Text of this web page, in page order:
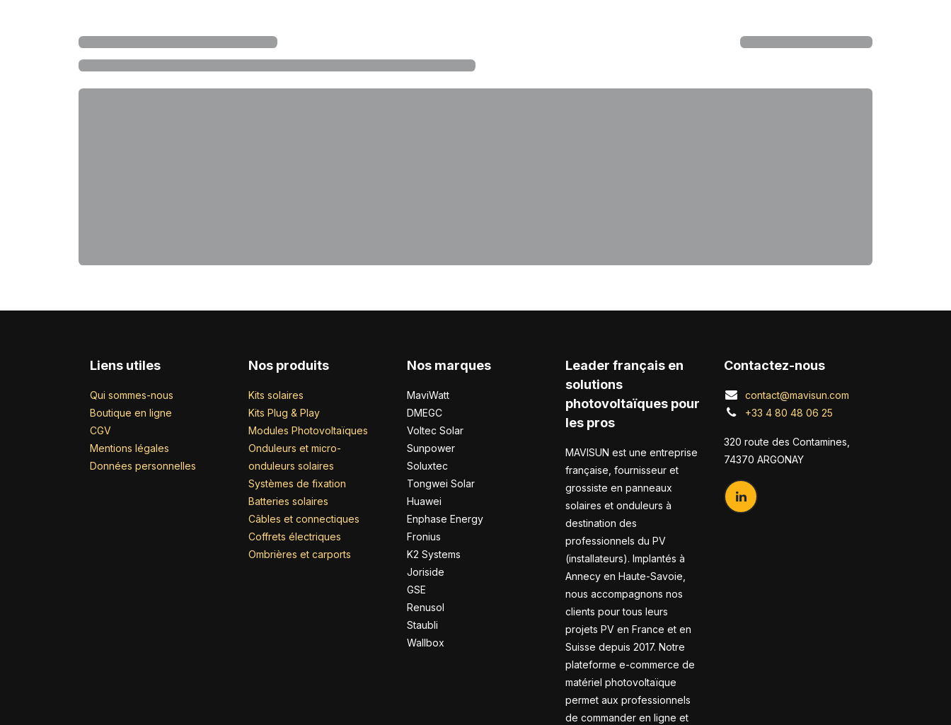
Liens utiles
Qui sommes-nous
Boutique en ligne
CGV
Mentions légales
Données personnelles
Nos produits
Kits solaires
Kits Plug & Play
Modules Photovoltaïques
Onduleurs et micro-
onduleurs solaires
Systèmes de fixation
Batteries solaires
Câbles et connectiques
Coffrets électriques
Ombrières et carports
Nos marques
MaviWatt
DMEGC
Voltec Solar
Sunpower
Soluxtec
Tongwei Solar
Huawei
Enphase Energy
Fronius
K2 Systems
Joriside
GSE
Renusol
Staubli
Wallbox
Leader français en
solutions
photovoltaïques pour
les pros
MAVISUN est une entreprise
française, fournisseur et
grossiste en panneaux
solaires et onduleurs à
destination des
professionnels du PV
(installateurs). Implantés à
Annecy en Haute-Savoie,
nous accompagnons nos
clients pour tous leurs
projets PV en France et en
Suisse depuis 2017. Notre
plateforme e-commerce de
matériel photovoltaïque
permet aux professionnels
de commander en ligne et
Contactez-nous
contact@mavisun.com
+33 4 80 48 06 25
320 route des Contamines,
74370 ARGONAY